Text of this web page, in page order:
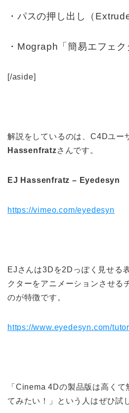
・パスの押し出し（Extrude
・Mograph「簡易エフェ
[/aside]
解説をしているのは、C4Dユー
Hassenfratzさんです。
EJ Hassenfratz – Eyedesyn
https://vimeo.com/eyedesyn
EJさんは3Dを2Dっぽく見せる
クターをアニメーションさせる
のが特徴です。
https://www.eyedesyn.com/
「Cinema 4Dの製品版は高く
てみたい！」という人はぜひ試